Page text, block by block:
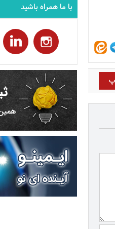
با ما همراه باشید